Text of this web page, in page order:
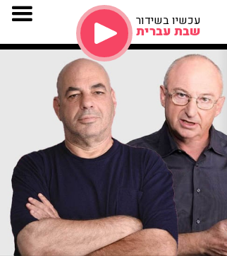
עכשיו בשידור
שבת עברית